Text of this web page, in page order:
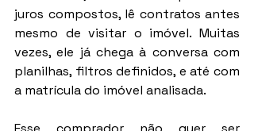
juros compostos, lê contratos antes
mesmo de visitar o imóvel. Muitas
vezes, ele já chega à conversa com
planilhas, filtros definidos, e até com
a matrícula do imóvel analisada.